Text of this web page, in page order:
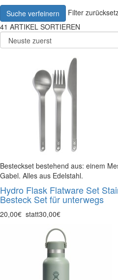
Suche verfeinern
Filter
41 ARTIKEL SORTIEREN
Besteckset bestehend aus: einem
Gabel. Alles aus Edelstahl.
Hydro Flask Flatware Set
Besteck Set für unterwegs
20,00€ statt30,00€